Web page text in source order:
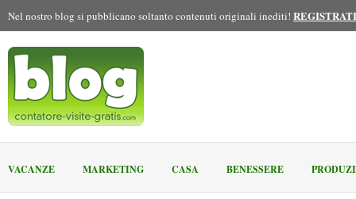
Nel nostro blog si pubblicano soltanto contenuti originali inediti!
VACANZE MARKETING CASA BENESSERE